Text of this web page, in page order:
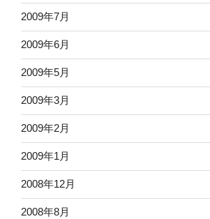
2009年7月
2009年6月
2009年5月
2009年3月
2009年2月
2009年1月
2008年12月
2008年8月